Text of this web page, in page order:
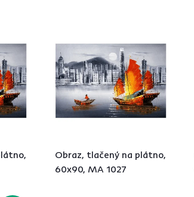
Obraz, tlačený na plátno,
60x90, MA 1027